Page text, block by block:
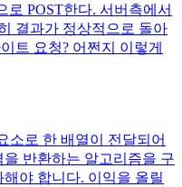
로 POST한다. 서버측에서
결과가 정상적으로 돌아
트 요청? 어쩐지 이렇게
소로 한 배열이 전달되어
반환하는 알고리즘을 구
야 합니다. 이익을 올릴